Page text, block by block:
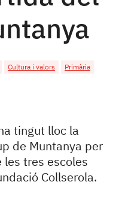
Cultura i valors
Primària
tingut lloc la
de Muntanya per
les tres escoles
Collserola.